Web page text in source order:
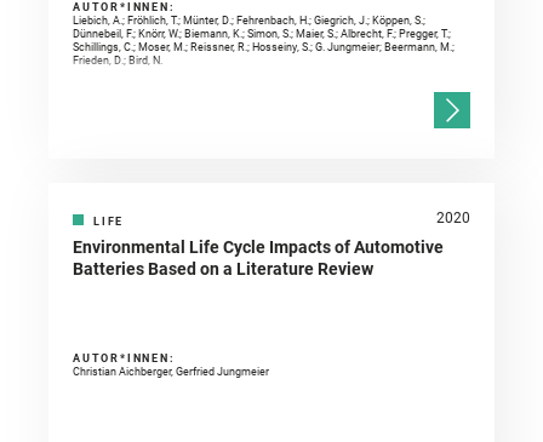
AUTOR*INNEN:
Liebich, A.; Fröhlich, T.; Münter, D.; Fehrenbach, H.; Giegrich, J.; Köppen, S.;
Dünnebeil, F.; Knörr, W.; Biemann, K.; Simon, S.; Maier, S.; Albrecht, F.; Pregger, T.;
Schillings, C.; Moser, M.; Reissner, R.; Hosseiny, S.; G. Jungmeier; Beermann, M.;
Frieden, D.; Bird, N.
LIFE 2020
Environmental Life Cycle Impacts of Automotive
Batteries Based on a Literature Review
AUTOR*INNEN:
Christian Aichberger, Gerfried Jungmeier